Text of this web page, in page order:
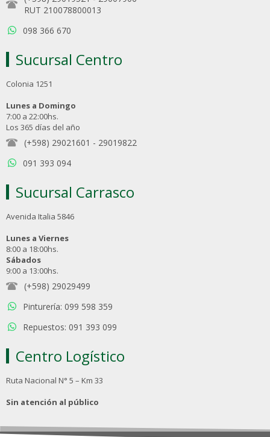
RUT 210078800013
098 366 670
Sucursal Centro
Colonia 1251
Lunes a Domingo
7:00 a 22:00hs.
Los 365 días del año
(+598) 29021601 - 29019822
091 393 094
Sucursal Carrasco
Avenida Italia 5846
Lunes a Viernes
8:00 a 18:00hs.
Sábados
9:00 a 13:00hs.
(+598) 29029499
Pinturería: 099 598 359
Repuestos: 091 393 099
Centro Logístico
Ruta Nacional N° 5 – Km 33
Sin atención al público